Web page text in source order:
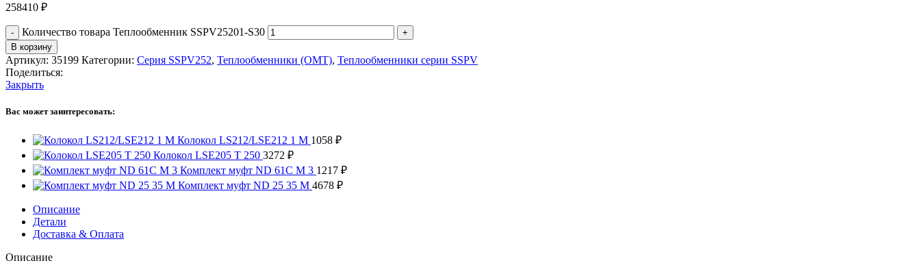
258410 ₽
Количество товара Теплообменник SSPV25201-S30
В корзину
Артикул: 35199 Категории: Серия SSPV252, Теплообменники (OMT), Теплообменники серии SSPV
Поделиться:
Закрыть
Вас может заинтересовать:
Колокол LS212/LSE212 1 M 1058 ₽
Колокол LSE205 T 250 3272 ₽
Комплект муфт ND 61C M 3 1217 ₽
Комплект муфт ND 25 35 M 4678 ₽
Описание
Детали
Доставка & Оплата
Описание